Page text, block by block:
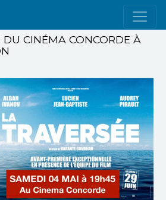
DU CINÉMA CONCORDE À